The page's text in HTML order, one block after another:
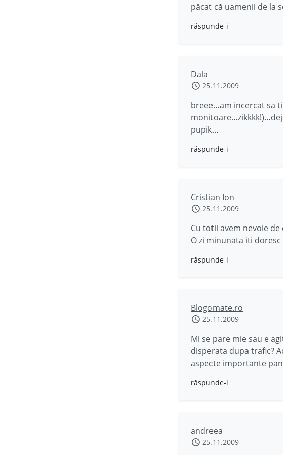
păcat că uamenii de la
răspunde-i
Dala
25.11.2009
breee…am incercat sa
pupik…
răspunde-i
Cristian Ion
25.11.2009
Cu totii avem nevoie de
O zi minunata iti doresc
răspunde-i
Blogomate.ro
25.11.2009
Mi se pare mie sau e
disperata dupa trafic?
aspecte importante
răspunde-i
andreea
25.11.2009